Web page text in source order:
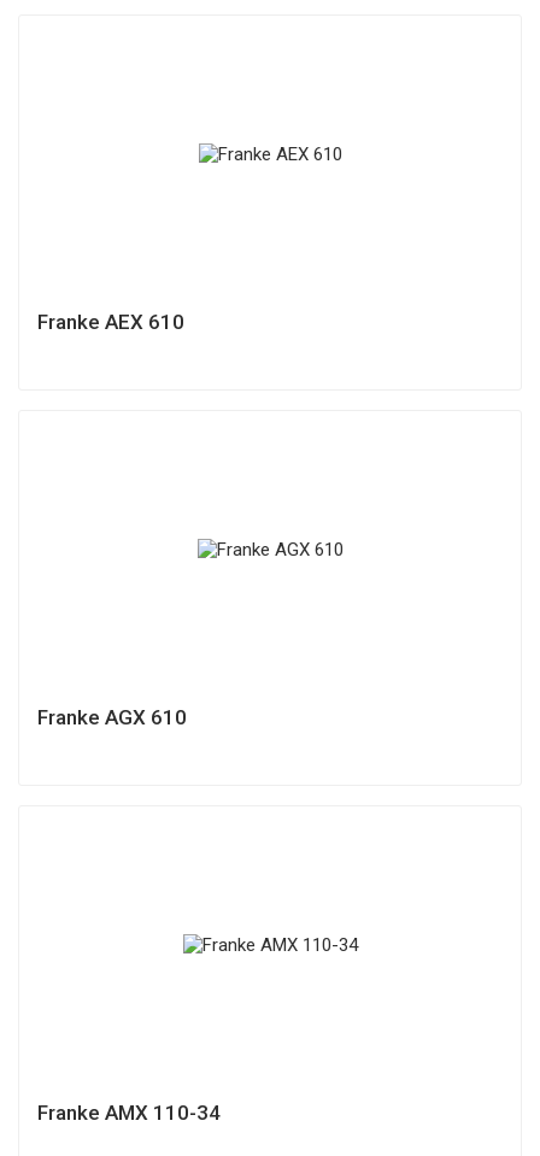
Franke AEX 610
Franke AGX 610
Franke AMX 110-34